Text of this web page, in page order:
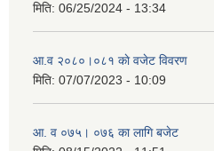
मिति: 06/25/2024 - 13:34
आ.व २०८०।०८१ काे वजेट विवरण
मिति: 07/07/2023 - 10:09
आ. व ०७५। ०७६ का लागि बजेट